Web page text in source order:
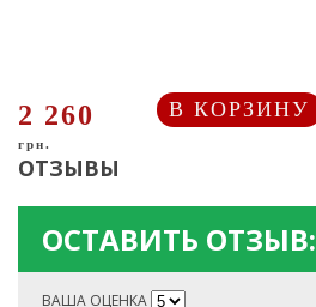
2 260
грн.
В КОРЗИНУ
ОТЗЫВЫ
ОСТАВИТЬ ОТЗЫВ:
ВАША ОЦЕНКА